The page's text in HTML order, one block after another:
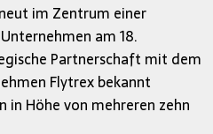
im Zentrum einer
am 18.
Partnerschaft mit dem
Flytrex bekannt
in Höhe von mehreren zehn